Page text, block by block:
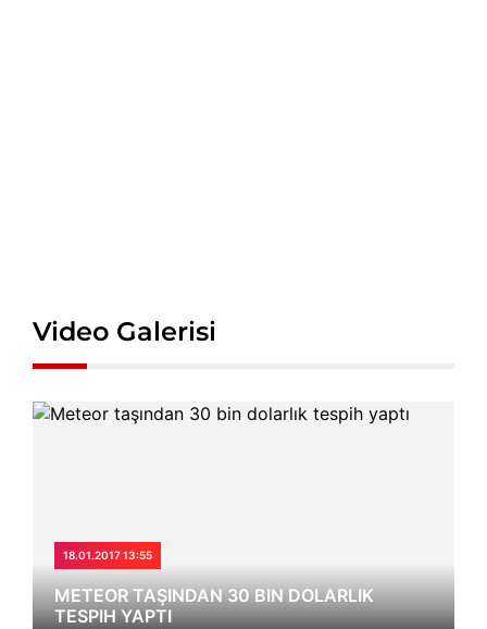
Video Galerisi
18.01.2017 13:55
METEOR TAŞINDAN 30 BIN DOLARLIK
TESPIH YAPTI